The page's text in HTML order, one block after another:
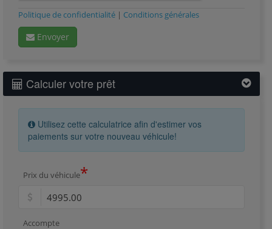
Politique de confidentialité | Conditions générales
Envoyer
Calculer votre prêt
Utilisez cette calculatrice afin d'estimer vos
paiements sur votre nouveau véhicule!
Prix du véhicule*
Accompte